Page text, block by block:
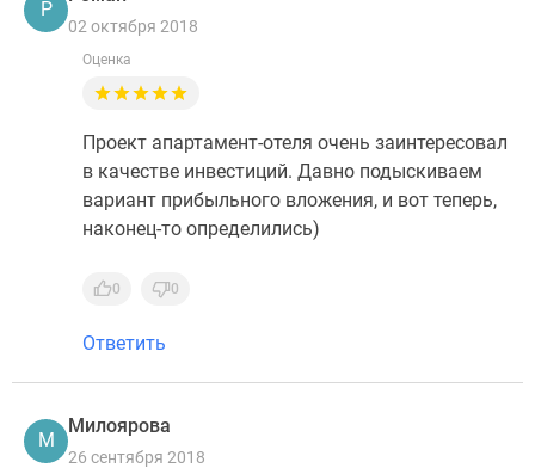
Р
02 октября 2018
Оценка
Проект апартамент-отеля очень заинтересовал
в качестве инвестиций. Давно подыскиваем
вариант прибыльного вложения, и вот теперь,
наконец-то определились)
0 0
Ответить
М
Милоярова
26 сентября 2018